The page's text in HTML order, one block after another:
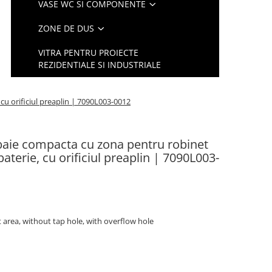
VASE WC SI COMPONENTE
ZONE DE DUS
VITRA PENTRU PROIECTE
REZIDENTIALE SI INDUSTRIALE
orificiul preaplin | 7090L003-0012
compacta cu zona pentru robinet
cu orificiul preaplin | 7090L003-
without tap hole, with overflow hole